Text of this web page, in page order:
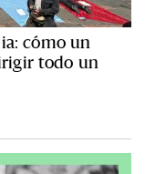
cómo un
todo un